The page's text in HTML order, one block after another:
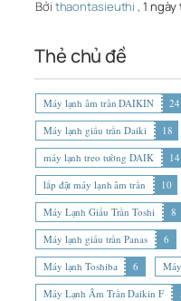
Bởi thaontasieuthi , 1
Thẻ chủ đề
Máy lạnh âm trần DAIKIN 24
Máy lạnh giấu trần Daiki
18
máy lạnh treo tường DAIK
14
lắp đặt máy lạnh âm trần
10
Máy Lạnh Giấu Trần Toshi
8
Máy lạnh giấu trần Panas
6
Máy lạnh Toshiba
6
Máy Lạnh Âm Trần Daikin F